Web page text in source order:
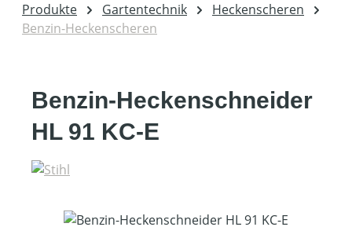
Produkte Gartentechnik
Heckenscheren
Benzin-Heckenscheren
Benzin-Heckenschneider
HL 91 KC-E
Bildergalerie überspringen